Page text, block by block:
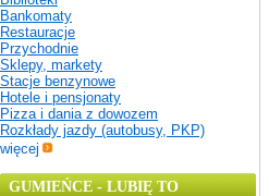
Bankomaty
Restauracje
Przychodnie
Sklepy, markety
Stacje benzynowe
Hotele i pensjonaty
Pizza i dania z dowozem
Rozkłady jazdy (autobusy, PKP)
więcej
GUMIEŃCE - LUBIĘ TO